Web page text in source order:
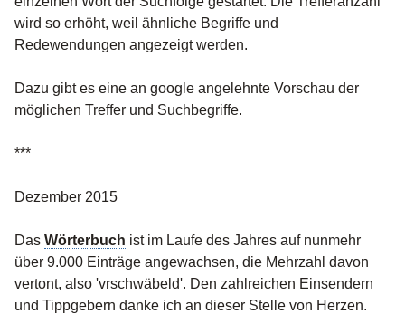
wird so erhöht, weil ähnliche Begriffe und
Redewendungen angezeigt werden.
Dazu gibt es eine an google angelehnte Vorschau der
möglichen Treffer und Suchbegriffe.
***
Dezember 2015
DasWörterbuch ist im Laufe des Jahres auf nunmehr
über 9.000 Einträge angewachsen, die Mehrzahl davon
vertont, also 'vrschwäbeld'. Den zahlreichen Einsendern
und Tippgebern danke ich an dieser Stelle von Herzen.